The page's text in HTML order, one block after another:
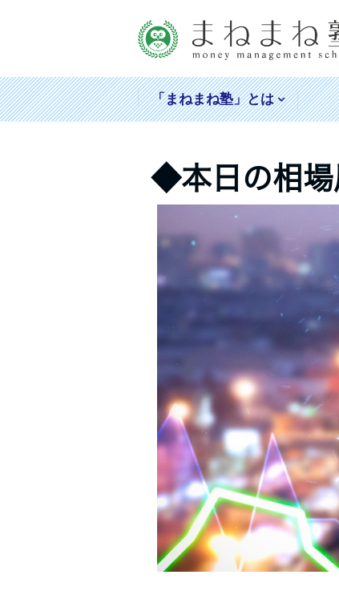
「まねまね塾」とは
◆本日の相